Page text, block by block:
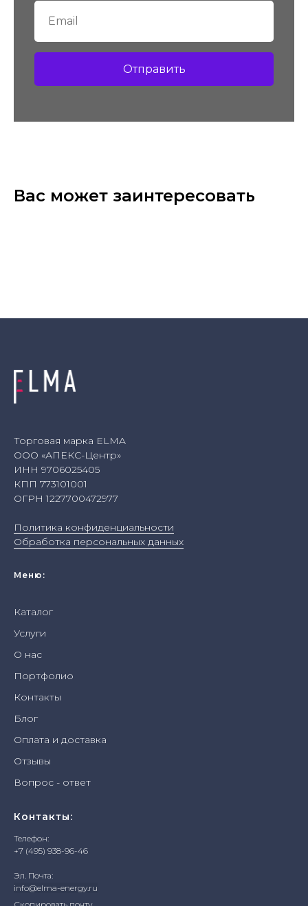
Отправить
Вас может заинтересовать
Торговая марка ELMA
ООО «АПЕКС-Центр»
ИНН 9706025405
КПП 773101001
ОГРН 1227700472977
Политика конфиденциальности
Обработка персональных данных
Меню:
Каталог
Услуги
О нас
Портфолио
Контакты
Блог
Оплата и доставка
Отзывы
Вопрос - ответ
Контакты:
Телефон:
+7 (495) 938-96-46
Эл. Почта:
info@elma-energy.ru